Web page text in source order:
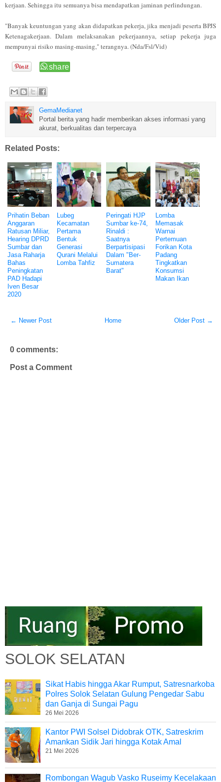
kerjaan. Sehingga itu semuanya bisa mendapatkan jaminan perlindungan.
"Banyak keuntungan yang akan didapatkan pekerja, jika menjadi peserta BPJS
Ketenagakerjaan. Dalam melaksanakan pekerjaannya, setiap pekerja juga
mempunyai risiko masing-masing," terangnya. (Nda/Fsl/Vid)
GemaMedianet
Portal berita yang hadir memberikan akses informasi yang
akurat, berkualitas dan terpercaya
Related Posts:
Prihatin Beban
Anggaran
Ratusan Miliar,
Hearing DPRD
Sumbar dan
Jasa Raharja
Bahas
Peningkatan
PAD Hadapi
Iven Besar
2020
Lubeg
Kecamatan
Pertama
Bentuk
Generasi
Qurani Melalui
Lomba Tahfiz
Peringati HJP
Sumbar ke-74,
Rinaldi :
Saatnya
Berpartisipasi
Dalam "Ber-
Sumatera
Barat"
Lomba
Memasak
Warnai
Pertemuan
Forikan Kota
Padang
Tingkatkan
Konsumsi
Makan Ikan
← Newer Post Older Post →
Home
0 comments:
Post a Comment
SOLOK SELATAN
Sikat Habis hingga Akar Rumput, Satresnarkoba
Polres Solok Selatan Gulung Pengedar Sabu
dan Ganja di Sungai Pagu
26 Mei 2026
Kantor PWI Solsel Didobrak OTK, Satreskrim
Amankan Sidik Jari hingga Kotak Amal
21 Mei 2026
Rombongan Wagub Vasko Ruseimy Kecelakaan